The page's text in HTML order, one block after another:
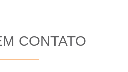
CONTATO